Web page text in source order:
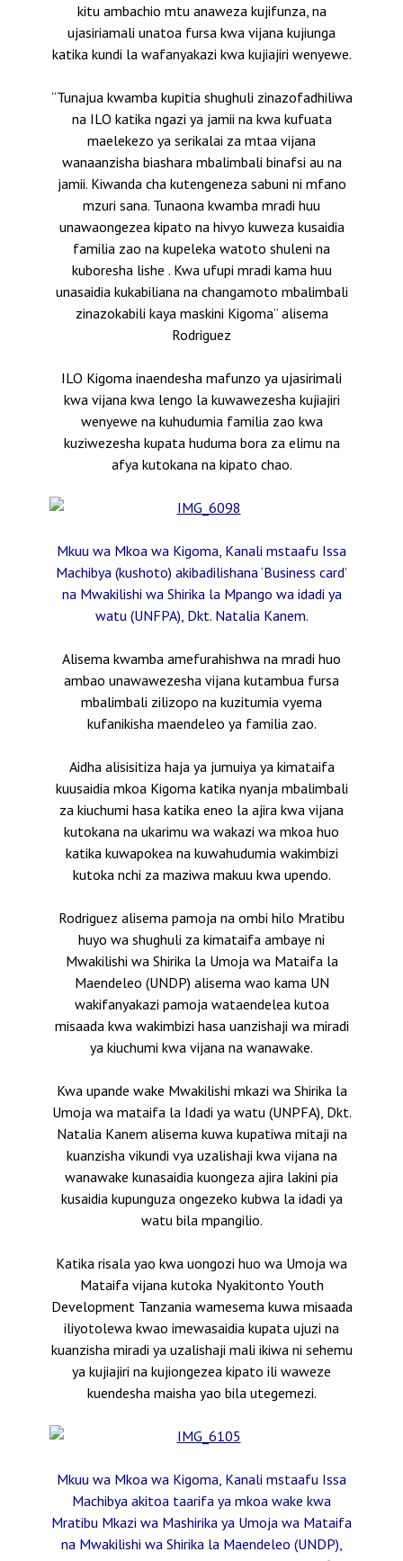
kitu ambachio mtu anaweza kujifunza, na
ujasiriamali unatoa fursa kwa vijana kujiunga
katika kundi la wafanyakazi kwa kujiajiri wenyewe.
“Tunajua kwamba kupitia shughuli zinazofadhiliwa
na ILO katika ngazi ya jamii na kwa kufuata
maelekezo ya serikalai za mtaa vijana
wanaanzisha biashara mbalimbali binafsi au na
jamii. Kiwanda cha kutengeneza sabuni ni mfano
mzuri sana. Tunaona kwamba mradi huu
unawaongezea kipato na hivyo kuweza kusaidia
familia zao na kupeleka watoto shuleni na
kuboresha lishe . Kwa ufupi mradi kama huu
unasaidia kukabiliana na changamoto mbalimbali
zinazokabili kaya maskini Kigoma” alisema
Rodriguez
ILO Kigoma inaendesha mafunzo ya ujasirimali
kwa vijana kwa lengo la kuwawezesha kujiajiri
wenyewe na kuhudumia familia zao kwa
kuziwezesha kupata huduma bora za elimu na
afya kutokana na kipato chao.
Mkuu wa Mkoa wa Kigoma, Kanali mstaafu Issa
Machibya (kushoto) akibadilishana ‘Business card’
na Mwakilishi wa Shirika la Mpango wa idadi ya
watu (UNFPA), Dkt. Natalia Kanem.
Alisema kwamba amefurahishwa na mradi huo
ambao unawawezesha vijana kutambua fursa
mbalimbali zilizopo na kuzitumia vyema
kufanikisha maendeleo ya familia zao.
Aidha alisisitiza haja ya jumuiya ya kimataifa
kuusaidia mkoa Kigoma katika nyanja mbalimbali
za kiuchumi hasa katika eneo la ajira kwa vijana
kutokana na ukarimu wa wakazi wa mkoa huo
katika kuwapokea na kuwahudumia wakimbizi
kutoka nchi za maziwa makuu kwa upendo.
Rodriguez alisema pamoja na ombi hilo Mratibu
huyo wa shughuli za kimataifa ambaye ni
Mwakilishi wa Shirika la Umoja wa Mataifa la
Maendeleo (UNDP) alisema wao kama UN
wakifanyakazi pamoja wataendelea kutoa
misaada kwa wakimbizi hasa uanzishaji wa miradi
ya kiuchumi kwa vijana na wanawake.
Kwa upande wake Mwakilishi mkazi wa Shirika la
Umoja wa mataifa la Idadi ya watu (UNPFA), Dkt.
Natalia Kanem alisema kuwa kupatiwa mitaji na
kuanzisha vikundi vya uzalishaji kwa vijana na
wanawake kunasaidia kuongeza ajira lakini pia
kusaidia kupunguza ongezeko kubwa la idadi ya
watu bila mpangilio.
Katika risala yao kwa uongozi huo wa Umoja wa
Mataifa vijana kutoka Nyakitonto Youth
Development Tanzania wamesema kuwa misaada
iliyotolewa kwao imewasaidia kupata ujuzi na
kuanzisha miradi ya uzalishaji mali ikiwa ni sehemu
ya kujiajiri na kujiongezea kipato ili waweze
kuendesha maisha yao bila utegemezi.
Mkuu wa Mkoa wa Kigoma, Kanali mstaafu Issa
Machibya akitoa taarifa ya mkoa wake kwa
Mratibu Mkazi wa Mashirika ya Umoja wa Mataifa
na Mwakilishi wa Shirika la Maendeleo (UNDP),